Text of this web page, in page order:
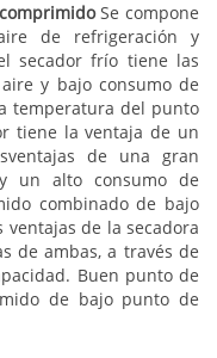
Se compone
de refrigeración y
secador frío tiene las
y bajo consumo de
temperatura del punto
tiene la ventaja de un
de una gran
un alto consumo de
combinado de bajo
ventajas de la secadora
de ambas, a través de
Buen punto de
de bajo punto de